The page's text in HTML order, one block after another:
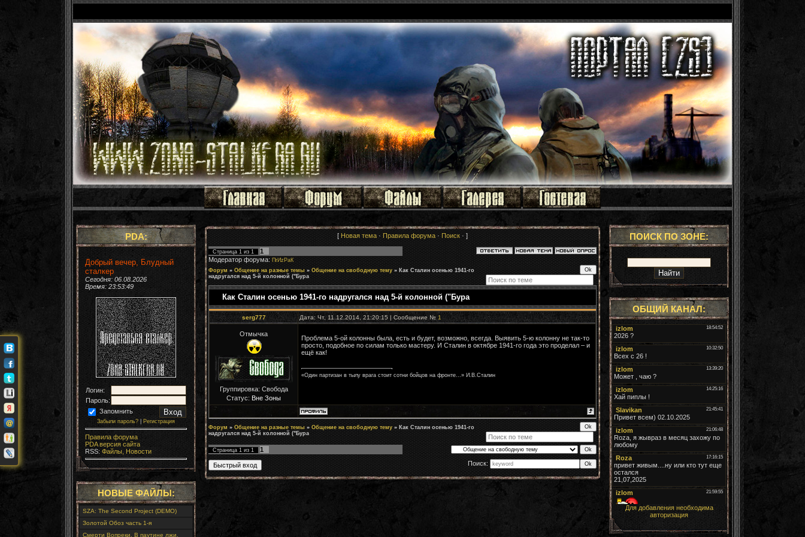
PDA:
Добрый вечер, Блудный
сталкер
Сегодня: 06.08.2026
Время: 23:53:50
Логин:
Пароль:
Запомнить
Забыли пароль? Регистрация
Правила форума
PDA версия сайта
RSS: Файлы, Новости
НОВЫЕ ФАЙЛЫ:
SZA: The Second Project (DEMO)
Золотой Обоз часть 1-я
Смерти Вопреки. В паутине лжи.
[ Новая тема · Правила форума · Поиск · ]
Страница 1 из 1
1
Модератор форума: ПrИzРaК
Форум » Общение на разные темы » Общение на свободную тему » Как Сталин осенью 1941-го
надругался над 5-й колонной ("Бура
Как Сталин осенью 1941-го надругался над 5-й колонной ("Бура
serg777 Дата: Чт, 11.12.2014, 21:20:15 | Сообщение № 1
Отмычка
Группировка: Свобода
Статус: Вне Зоны
Проблема 5-ой колонны была, есть и будет, возможно, всегда. Выявить 5-ю колонну не так-то
просто, подобное по силам только мастеру. И Сталин в октябре 1941-го года это проделал – и
ещё как!
«Один партизан в тылу врага стоит сотни бойцов на фронте...» И.В.Сталин
Форум » Общение на разные темы » Общение на свободную тему » Как Сталин осенью 1941-го
надругался над 5-й колонной ("Бура
Страница 1 из 1
1
Поиск:
ПОИСК ПО ЗОНЕ:
ОБЩИЙ КАНАЛ:
Для добавления необходима
авторизация